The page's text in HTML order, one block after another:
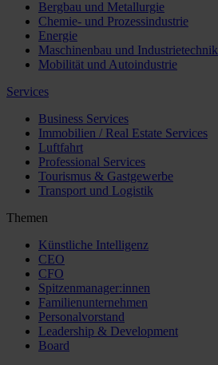
Bergbau und Metallurgie
Chemie- und Prozessindustrie
Energie
Maschinenbau und Industrietechnik
Mobilität und Autoindustrie
Services
Business Services
Immobilien / Real Estate Services
Luftfahrt
Professional Services
Tourismus & Gastgewerbe
Transport und Logistik
Themen
Künstliche Intelligenz
CEO
CFO
Spitzenmanager:innen
Familienunternehmen
Personalvorstand
Leadership & Development
Board